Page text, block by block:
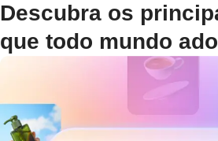
Descubra os
que todo mundo